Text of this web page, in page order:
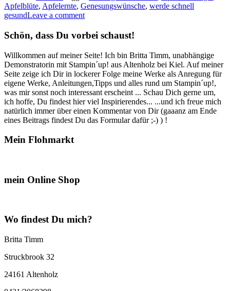
für
Apfelblüte, Apfelernte, Genesungswünsche, werde schnell
gesundLeave a comment
Schön, dass Du vorbei schaust!
Willkommen auf meiner Seite! Ich bin Britta Timm, unabhängige
Demonstratorin mit Stampin´up! aus Altenholz bei Kiel. Auf meiner
Seite zeige ich Dir in lockerer Folge meine Werke als Anregung für
eigene Werke, Anleitungen,Tipps und alles rund um Stampin´up!,
was mir sonst noch interessant erscheint ... Schau Dich gerne um,
ich hoffe, Du findest hier viel Inspirierendes... ...und ich freue mich
natürlich immer über einen Kommentar von Dir (gaaanz am Ende
eines Beitrags findest Du das Formular dafür ;-) ) !
Mein Flohmarkt
mein Online Shop
Wo findest Du mich?
Britta Timm
Struckbrook 32
24161 Altenholz